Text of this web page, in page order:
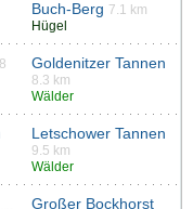
Buch-Berg 7.1 km
Hügel
8
Goldenitzer Tannen
8.3 km
Wälder
Letschower Tannen
9.5 km
Wälder
Großer Bockhorst